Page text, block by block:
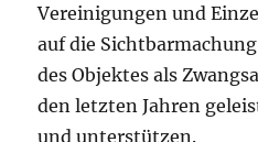
Vereinigungen und
auf die
des Objektes als
den letzten Jahren
und unterstützen.